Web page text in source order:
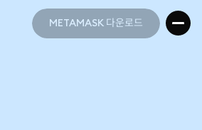
METAMASK 다운로드